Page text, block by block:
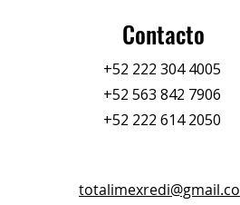
Contacto
+52 222 304 4005
+52 563 842 7906
+52 222 614 2050
totalimexredi@gmail.co